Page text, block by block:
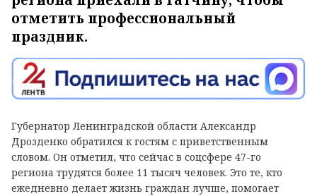
отметить профессиональный
праздник.
Губернатор Ленинградской области Александр
Дрозденко обратился к гостям с приветственным
словом. Он отметил, что сейчас в соцсфере 47-го
региона трудятся более 11 тысяч человек. Это те, кто
ежедневно делает жизнь граждан лучше, помогает